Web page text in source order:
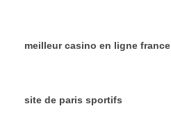
meilleur casino en ligne france
site de paris sportifs